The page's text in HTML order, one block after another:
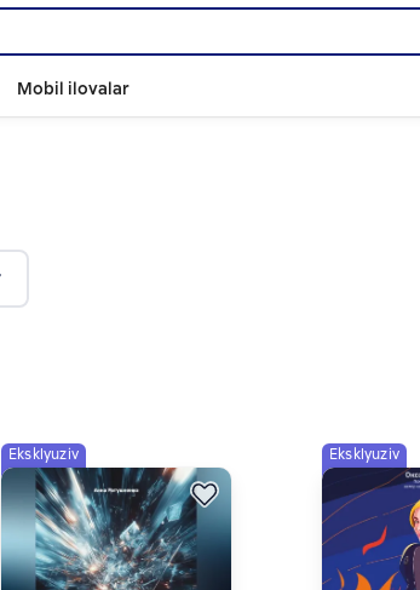
Mobil ilovalar
Eksklyuziv Eksklyuziv